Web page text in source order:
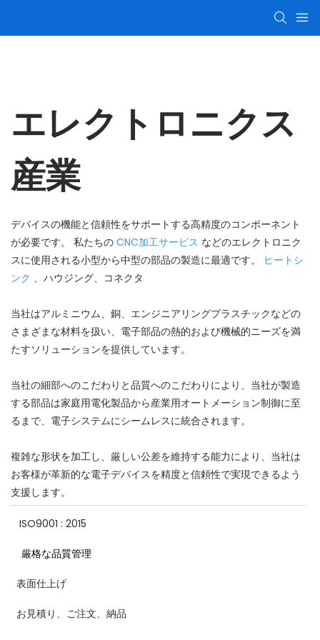
エレクトロニクス
産業
デバイスの機能と信頼性をサポートする高精度のコンポーネント
が必要です。 私たちの CNC加工サービス などのエレクトロニク
スに使用される小型から中型の部品の製造に最適です。 ヒートシ
ンク 、ハウジング、コネクタ
当社はアルミニウム、銅、エンジニアリングプラスチックなどの
さまざまな材料を扱い、電子部品の熱的および機械的ニーズを満
たすソリューションを提供しています。
当社の細部へのこだわりと品質へのこだわりにより、当社が製造
する部品は家庭用電化製品から産業用オートメーション制御に至
るまで、電子システムにシームレスに統合されます。
複雑な形状を加工し、厳しい公差を維持する能力により、当社は
お客様が革新的な電子デバイスを精度と信頼性で実現できるよう
支援します。
ISO9001 : 2015
厳格な品質管理
表面仕上げ
お見積り、ご注文、納品